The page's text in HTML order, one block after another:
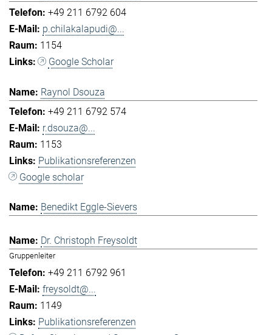
+49 211 6792 604
p.chilakalapudi@...
1154
Google Scholar
Raynol Dsouza
+49 211 6792 574
r.dsouza@...
1153
Publikationsreferenzen
Google scholar
Benedikt Eggle-Sievers
Dr. Christoph Freysoldt
Gruppenleiter
+49 211 6792 961
freysoldt@...
1149
Publikationsreferenzen